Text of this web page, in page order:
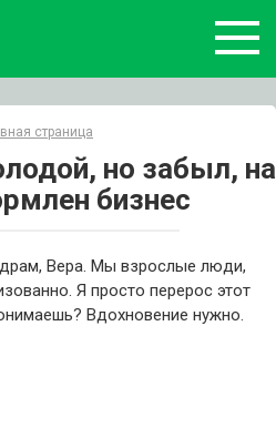
страница
но забыл, на
бизнес
Вера. Мы взрослые люди,
Я просто перерос этот
Вдохновение нужно.